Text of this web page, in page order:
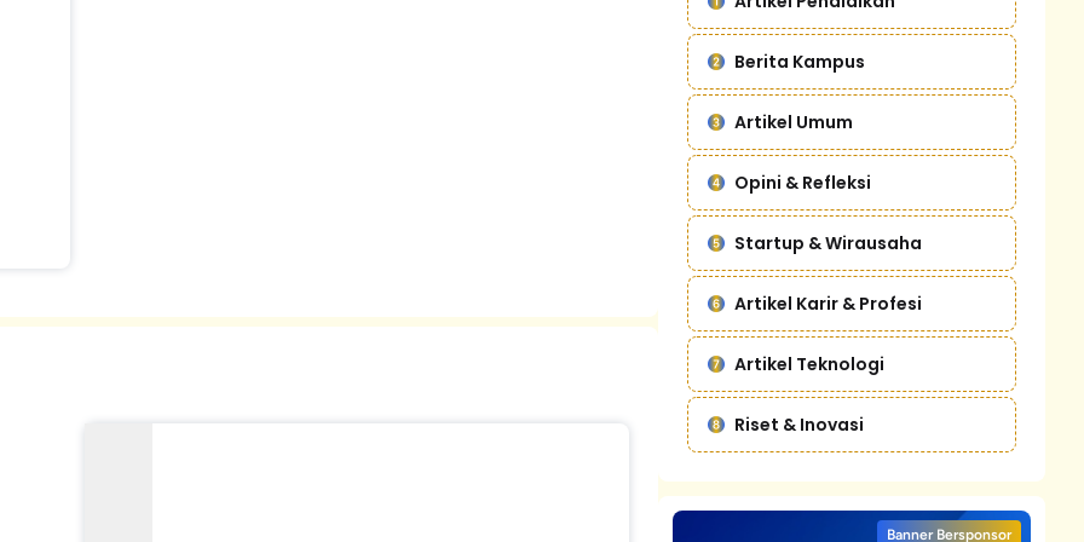
Berita Kampus
Artikel Umum
Opini & Refleksi
Startup & Wirausaha
Artikel Karir & Profesi
Artikel Teknologi
Riset & Inovasi
Banner Bersponsor